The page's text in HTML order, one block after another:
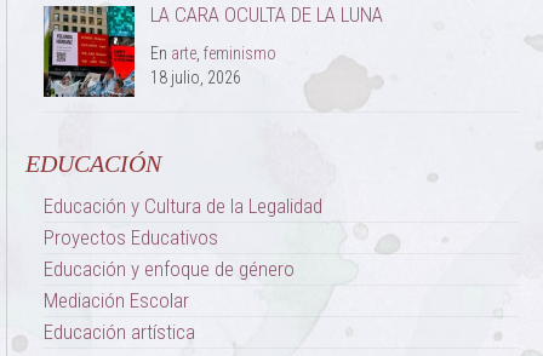
LA CARA OCULTA DE LA LUNA
En arte, feminismo
18 julio, 2026
EDUCACIÓN
Educación y Cultura de la Legalidad
Proyectos Educativos
Educación y enfoque de género
Mediación Escolar
Educación artística